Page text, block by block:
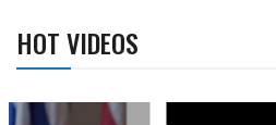
HOT VIDEOS